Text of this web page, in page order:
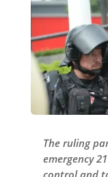
The ruling
emergency
control and